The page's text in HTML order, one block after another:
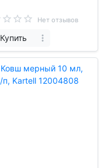
Нет отзывов
Купить